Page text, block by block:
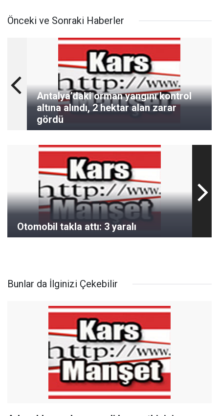
Önceki ve Sonraki Haberler
Antalya’daki orman yangını kontrol
altına alındı, 2 hektar alan zarar
gördü
Otomobil takla attı: 3 yaralı
Bunlar da İlginizi Çekebilir